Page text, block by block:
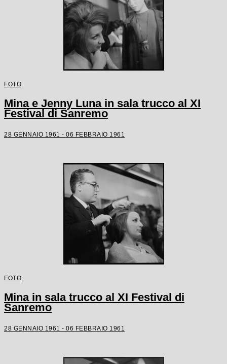
FOTO
Mina e Jenny Luna in sala trucco al XI
Festival di Sanremo
28 GENNAIO 1961 - 06 FEBBRAIO 1961
FOTO
Mina in sala trucco al XI Festival di
Sanremo
28 GENNAIO 1961 - 06 FEBBRAIO 1961